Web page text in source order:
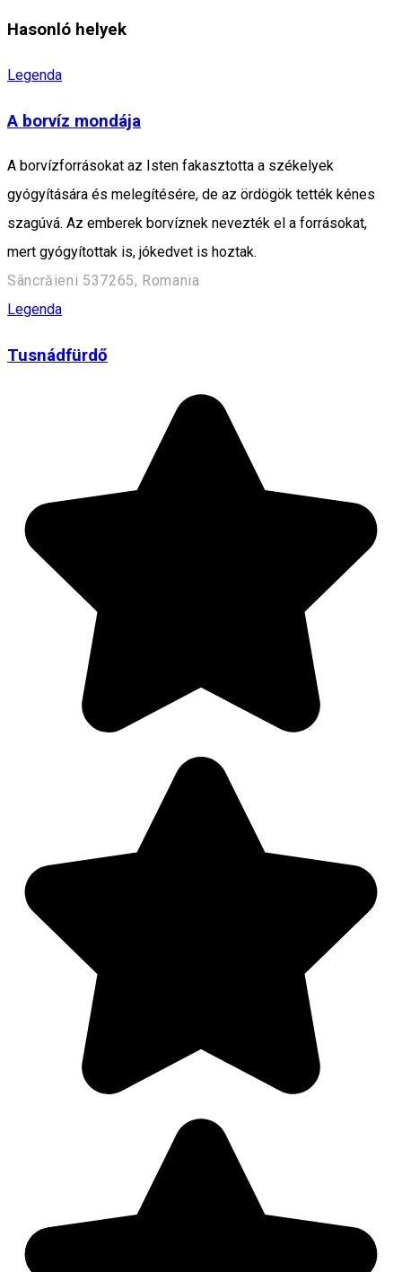
Hasonló helyek
Legenda
A borvíz mondája
A borvízforrásokat az Isten fakasztotta a székelyek
gyógyítására és melegítésére, de az ördögök tették kénes
szagúvá. Az emberek borvíznek nevezték el a forrásokat,
mert gyógyítottak is, jókedvet is hoztak.
Sâncrăieni 537265, Romania
Legenda
Tusnádfürdő